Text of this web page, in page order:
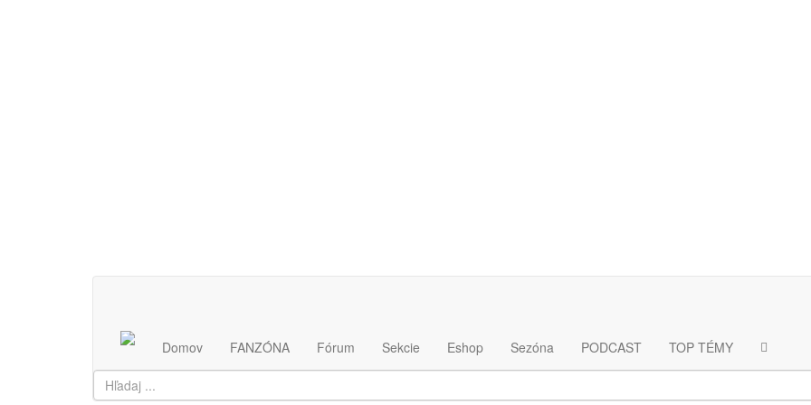
Domov FANZÓNA Fórum Sekcie Eshop Sezóna PODCAST TOP TÉMY